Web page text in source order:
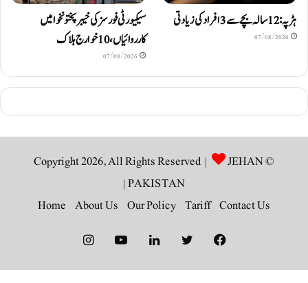
ہڑپہ: 12 سالہ بچے سے 3 افراد کی زیادتی
07/08/2026
سیکیورٹی فورسز کی خیبرپختونخوا میں
کارروائیاں، 10 خوارج ہلاک
07/08/2026
© Copyright 2026, All Rights Reserved |
JEHAN
PAKISTAN
|
Contact Us
Tariff
Our Policy
About Us
Home
Facebook
Twitter
LinkedIn
YouTube
Instagram